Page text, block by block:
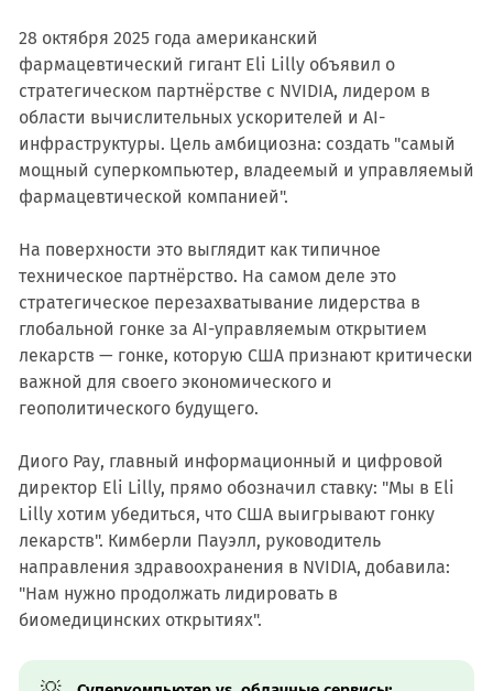
28 октября 2025 года американский
фармацевтический гигант Eli Lilly объявил о
стратегическом партнёрстве с NVIDIA, лидером в
области вычислительных ускорителей и AI-
инфраструктуры. Цель амбициозна: создать "самый
мощный суперкомпьютер, владеемый и управляемый
фармацевтической компанией".
На поверхности это выглядит как типичное
техническое партнёрство. На самом деле это
стратегическое перезахватывание лидерства в
глобальной гонке за AI-управляемым открытием
лекарств — гонке, которую США признают критически
важной для своего экономического и
геополитического будущего.
Диого Рау, главный информационный и цифровой
директор Eli Lilly, прямо обозначил ставку: "Мы в Eli
Lilly хотим убедиться, что США выигрывают гонку
лекарств". Кимберли Пауэлл, руководитель
направления здравоохранения в NVIDIA, добавила:
"Нам нужно продолжать лидировать в
биомедицинских открытиях".